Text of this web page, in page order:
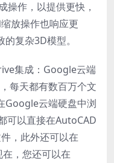
操作，以提供更快，
放操作也响应更
复杂3D模型。
集成：Google云端
每天都有数百万个文
Google云端硬盘中浏
可以直接在AutoCAD
，此外还可以在
，您还可以在